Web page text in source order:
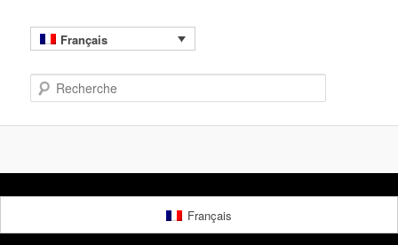
Français
e
h
Français